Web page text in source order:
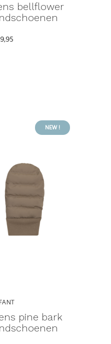
bellflower
NEW !
pine bark